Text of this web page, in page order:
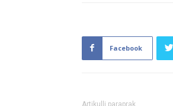
Facebook
Artikulli paraprak